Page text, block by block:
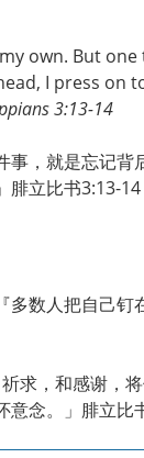
own. But
I press on
3:13-14
事，就是忘记
腓立比书3:13-14
数人把自己钉
求，和感谢，
意念。」腓立比